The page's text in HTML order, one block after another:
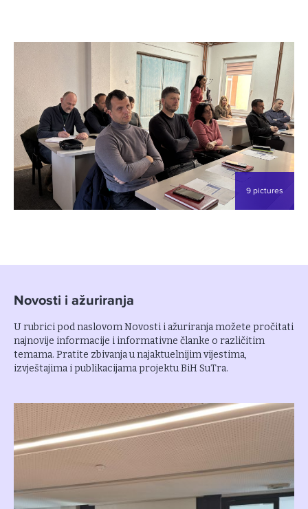
9 pictures
Novosti i ažuriranja
U rubrici pod naslovom Novosti i ažuriranja možete pročitati
najnovije informacije i informativne članke o različitim
temama. Pratite zbivanja u najaktuelnijim vijestima,
izvještajima i publikacijama projektu BiH SuTra.